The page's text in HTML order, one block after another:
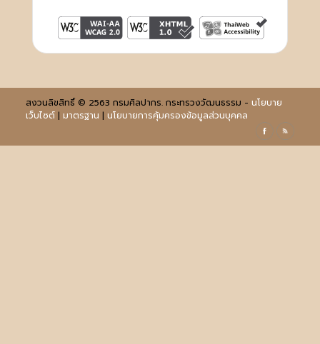
สงวนลิขสิทธิ์ © 2563 กรมศิลปากร. กระทรวงวัฒนธรรม - นโยบาย
เว็บไซต์| มาตรฐาน | นโยบายการคุ้มครองข้อมูลส่วนบุคคล